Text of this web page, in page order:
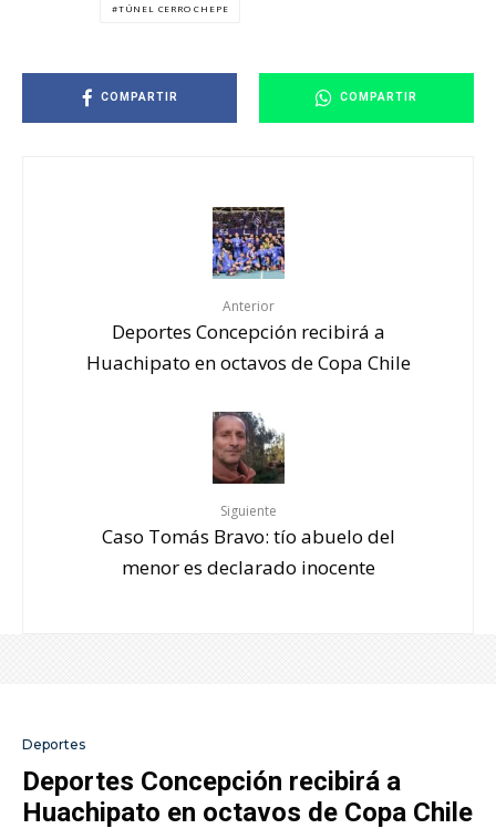
TÚNEL CERRO CHEPE
COMPARTIR COMPARTIR
Anterior
Deportes Concepción recibirá a
Huachipato en octavos de Copa Chile
Siguiente
Caso Tomás Bravo: tío abuelo del
menor es declarado inocente
Deportes
Deportes Concepción recibirá a
Huachipato en octavos de Copa Chile